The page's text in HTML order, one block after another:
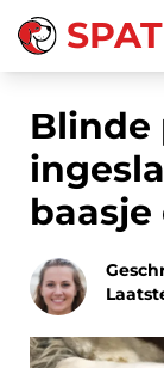
SPAT
Blinde